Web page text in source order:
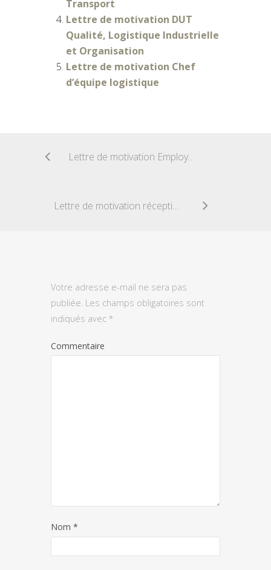
Transport
Lettre de motivation DUT
Qualité, Logistique Industrielle
et Organisation
Lettre de motivation Chef
d’équipe logistique
Lettre de motivation Employé logistique expédition
Lettre de motivation réceptionnaire magasinage
Votre adresse e-mail ne sera pas
publiée. Les champs obligatoires sont
indiqués avec *
Commentaire
Nom *